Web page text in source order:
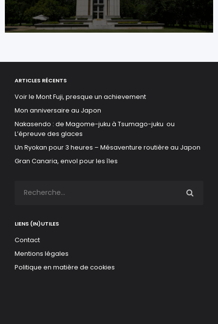
ARTICLES RÉCENTS
Voir le Mont Fuji, presque un achievement
Mon anniversaire au Japon
Nakasendo : de Magome-juku à Tsumago-juku ou
L’épreuve des glaces
Un Ryokan pour 3 heures – Mésaventure routière au Japon
Gran Canaria, envol pour les îles
LIENS (IN)UTILES
Contact
Mentions légales
Politique en matière de cookies